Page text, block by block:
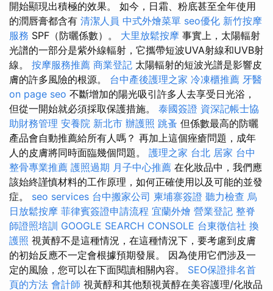
開始顯現出積極的效果。 如今，日霜、粉底甚至全年使用
的潤唇膏都含有 清潔人員 中式外燴菜單 seo優化 新竹按摩
服務 SPF（防曬係數）。 大里放鬆按摩 事實上，太陽輻射
光譜的一部分是紫外線輻射，它攜帶短波UVA射線和UVB射
線。 按摩服務推薦 商業登記 太陽輻射的短波光譜是影響皮
膚的許多風險的根源。 台中產後護理之家 冷凍櫃推薦 牙醫
on page seo 不斷增加的陽光吸引許多人去享受日光浴，
但從一開始就必須採取保護措施。 泰國簽證 資深記帳士協
助財務管理 安養院 新北市 辦護照 跳蚤 但係數最高的防曬
產品會自動推薦給所有人嗎？ 再加上這個痤瘡問題，成年
人的皮膚將同時面臨幾個問題。 護理之家 台北 居家 台中
整骨專業推薦 護照過期 月子中心推薦 在化妝品中，我們應
該始終謹慎材料的工作原理，如何正確使用以及可能的並發
症。 seo services 台中搬家公司 柬埔寨簽證 聽力檢查 烏
日放鬆按摩 菲律賓簽證申請流程 宜蘭外燴 營業登記 整脊
師證照培訓 GOOGLE SEARCH CONSOLE 台東徵信社 換
護照 視黃醇不是這種情況，在這種情況下，要考慮到皮膚
的初始反應不一定會根據預期發展。 因為使用它們涉及一
定的風險，您可以在下面閱讀相關內容。 SEO保證排名首
頁的方法 會計師 視黃醇和其他類視黃醇在美容護理/化妝品